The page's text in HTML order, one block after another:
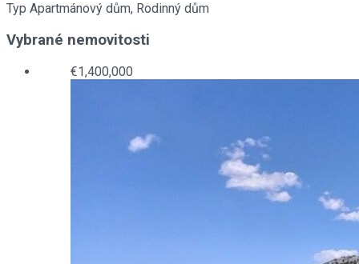
Typ Apartmánový dům, Rodinný dům
Vybrané nemovitosti
€1,400,000